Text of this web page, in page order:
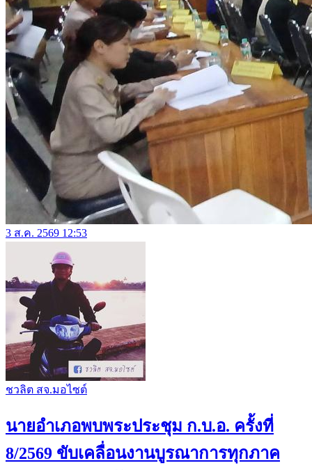
3 ส.ค. 2569 12:53
ชวลิต สจ.มอไซต์
นายอำเภอพบพระประชุม ก.บ.อ. ครั้งที่
8/2569 ขับเคลื่อนงานบูรณาการทุกภาค